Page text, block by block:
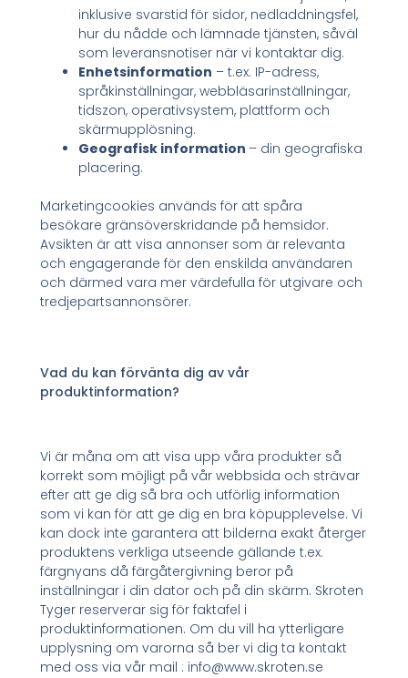
inklusive svarstid för sidor, nedladdningsfel,
hur du nådde och lämnade tjänsten, såväl
som leveransnotiser när vi kontaktar dig.
Enhetsinformation – t.ex. IP-adress,
språkinställningar, webbläsarinställningar,
tidszon, operativsystem, plattform och
skärmupplösning.
Geografisk information – din geografiska
placering.
Marketingcookies används för att spåra
besökare gränsöverskridande på hemsidor.
Avsikten är att visa annonser som är relevanta
och engagerande för den enskilda användaren
och därmed vara mer värdefulla för utgivare och
tredjepartsannonsörer.
Vad du kan förvänta dig av vår
produktinformation?
Vi är måna om att visa upp våra produkter så
korrekt som möjligt på vår webbsida och strävar
efter att ge dig så bra och utförlig information
som vi kan för att ge dig en bra köpupplevelse. Vi
kan dock inte garantera att bilderna exakt återger
produktens verkliga utseende gällande t.ex.
färgnyans då färgåtergivning beror på
inställningar i din dator och på din skärm. Skroten
Tyger reserverar sig för faktafel i
produktinformationen. Om du vill ha ytterligare
upplysning om varorna så ber vi dig ta kontakt
med oss via vår mail : info@www.skroten.se